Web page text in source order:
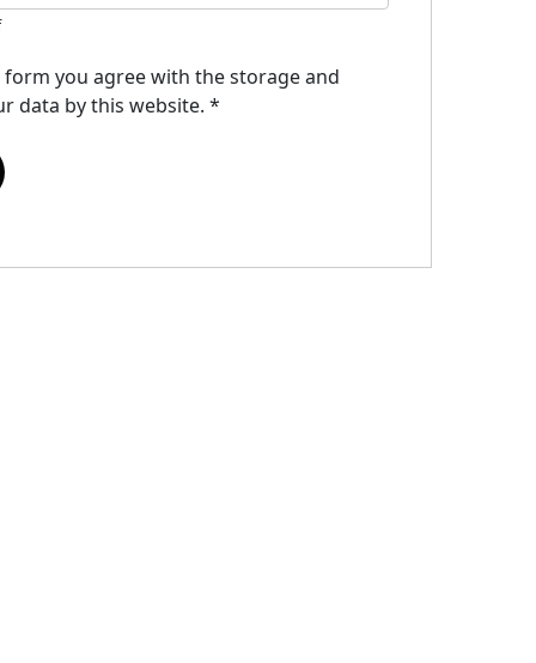
form you agree with the storage and
data by this website. *